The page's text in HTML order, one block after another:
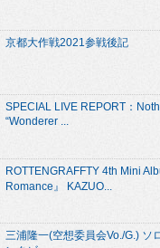
京都大作戦2021参戦後記
SPECIAL LIVE REPORT：
“Wonderer ...
ROTTENGRAFFTY 4th Mini
Romance』 KAZUO...
三浦隆一(空想委員会Vo./G.) ソ